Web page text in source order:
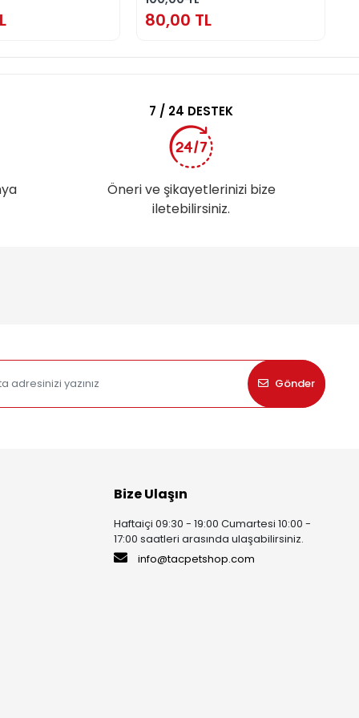
80,00 TL
7 / 24 DESTEK
Öneri ve şikayetlerinizi bize
iletebilirsiniz.
Gönder
Bize Ulaşın
Haftaiçi 09:30 - 19:00 Cumartesi 10:00 -
17:00 saatleri arasında ulaşabilirsiniz.
info@tacpetshop.com